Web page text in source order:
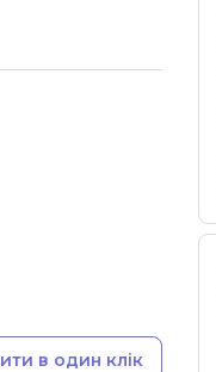
в один клік